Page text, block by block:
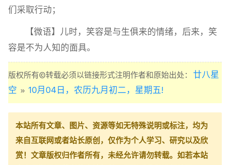
们采取行动；
【微语】儿时，笑容是与生俱来的情绪，后来，笑
容是不为人知的面具。
版权所有©转载必须以链接形式注明作者和原始出处：
廿八星
空 » 10月04日，农历九月初二，星期五!
本站所有文章、图片、资源等如无特殊说明或标注，均为
来自互联网或者站长原创，仅作为个人学习、研究以及欣
赏！文章版权归作者所有，未经允许请勿转载。如若本站